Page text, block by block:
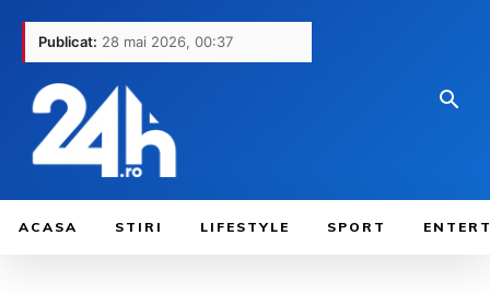
Publicat: 28 mai 2026, 00:37
ACASA STIRI LIFESTYLE SPORT